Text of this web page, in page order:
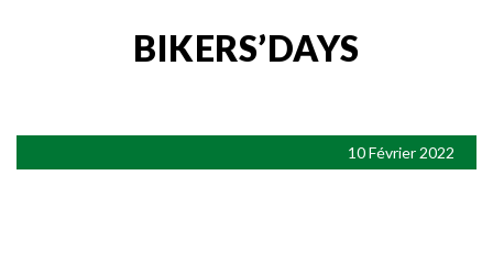
BIKERS’DAYS
10 Février 2022